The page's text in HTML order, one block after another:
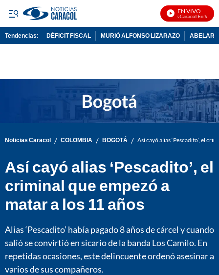
EN VIVO
Noticias Caracol En Vivo
Tendencias: DÉFICIT FISCAL MURIÓ ALFONSO LIZARAZO
Noticias Caracol / COLOMBIA / BOGOTÁ / Así cayó alias ‘Pescadito’, el
Así cayó alias ‘Pescadito’, el
criminal que empezó a
matar a los 11 años
Alias ‘Pescadito’ había pagado 8 años de cárcel y cuando
salió se convirtió en sicario de la banda Los Camilo. En
repetidas ocasiones, este delincuente ordenó asesinar a
varios de sus compañeros.